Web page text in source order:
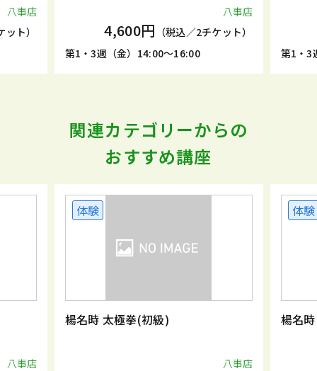
4,600円（税込／2チケット）
第1・3週（金）14:00～16:00
第1・3週（
関連カテゴリーからの
おすすめ講座
店
体験
楊名時 太極拳(初級)
八事店
体験
楊名時